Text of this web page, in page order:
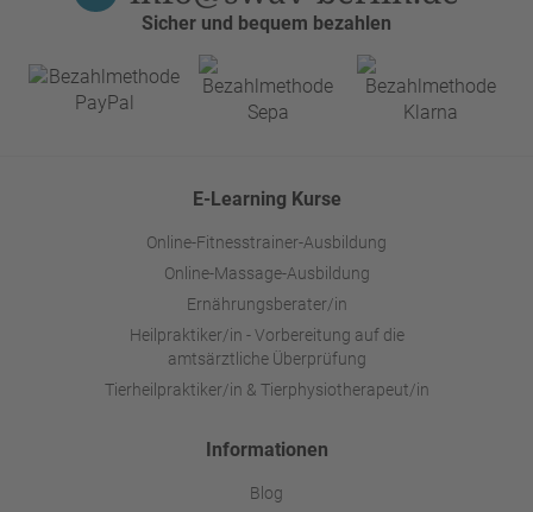
Sicher und bequem bezahlen
E-Learning Kurse
Online-Fitnesstrainer-Ausbildung
Online-Massage-Ausbildung
Ernährungsberater/in
Heilpraktiker/in - Vorbereitung auf die
amtsärztliche Überprüfung
Tierheilpraktiker/in & Tierphysiotherapeut/in
Informationen
Blog